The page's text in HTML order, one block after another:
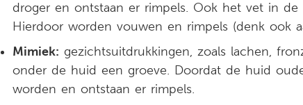
droger en ontstaan er rimpels. Ook het vet in
Hierdoor worden vouwen en rimpels (denk ook
Mimiek: gezichtsuitdrukkingen, zoals lachen,
onder de huid een groeve. Doordat de huid
worden en ontstaan er rimpels.